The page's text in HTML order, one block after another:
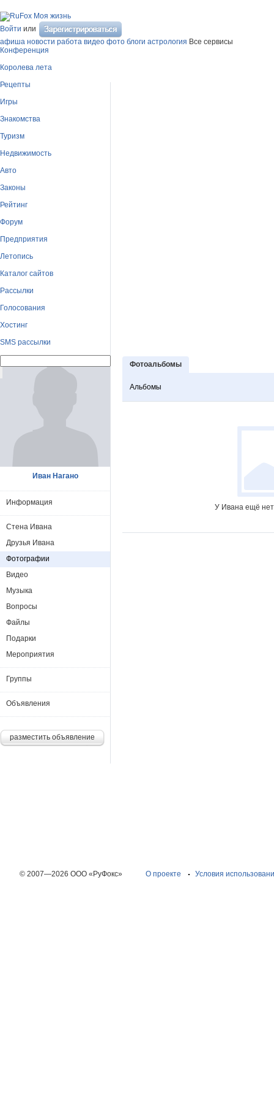
Моя жизнь
Войти или
афиша новости работа видео фото блоги астрология Все сервисы
Конференция
Королева лета
Рецепты
Игры
Знакомства
Туризм
Недвижимость
Авто
Законы
Рейтинг
Форум
Предприятия
Летопись
Каталог сайтов
Рассылки
Голосования
Хостинг
SMS рассылки
Фотоальбомы
Альбомы
У Ивана ещё
Иван Нагано
Информация
Стена Ивана
Друзья Ивана
Фотографии
Видео
Музыка
Вопросы
Файлы
Подарки
Мероприятия
Группы
Объявления
разместить объявление
© 2007—2026 ООО «РуФокс» О проекте Условия